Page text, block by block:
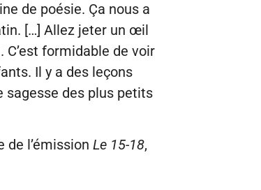
de poésie. Ça nous a
[…] Allez jeter un œil
C’est formidable de voir
Il y a des leçons
des plus petits
de l’émission Le 15-18,